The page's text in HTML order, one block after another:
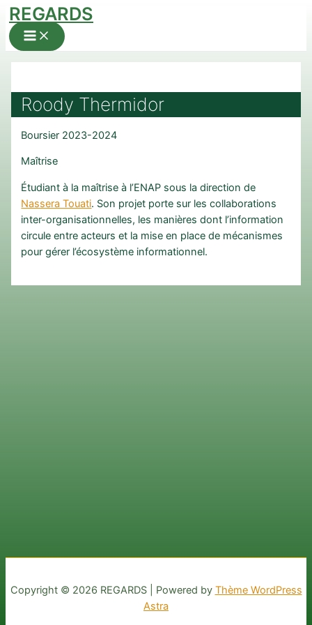
Aller
au
contenu
REGARDS
Main
Menu
Roody Thermidor
Boursier 2023-2024
Maîtrise
Étudiant à la maîtrise à l’ENAP sous la direction de
Nassera Touati. Son projet porte sur les collaborations
inter-organisationnelles, les manières dont l’information
circule entre acteurs et la mise en place de mécanismes
pour gérer l’écosystème informationnel.
Copyright © 2026 REGARDS | Powered by Thème WordPress
Astra